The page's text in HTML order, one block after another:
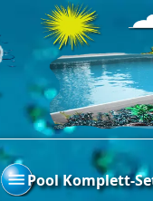
Pool Komplett-